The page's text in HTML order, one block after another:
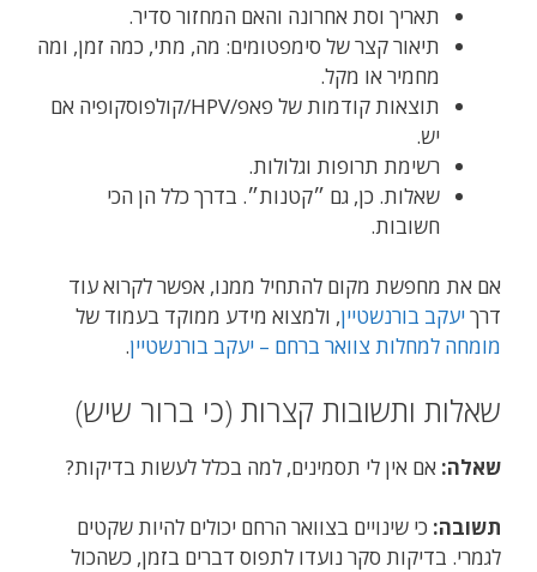
תאריך וסת אחרונה והאם המחזור סדיר.
תיאור קצר של סימפטומים: מה, מתי, כמה זמן, ומה
מחמיר או מקל.
תוצאות קודמות של פאפ/HPV/קולפוסקופיה אם
יש.
רשימת תרופות וגלולות.
שאלות. כן, גם ״קטנות״. בדרך כלל הן הכי
חשובות.
אם את מחפשת מקום להתחיל ממנו, אפשר לקרוא עוד
דרךיעקב בורנשטיין, ולמצוא מידע ממוקד בעמוד של
מומחה למחלות צוואר ברחם – יעקב בורנשטיין.
שאלות ותשובות קצרות (כי ברור שיש)
שאלה: אם אין לי תסמינים, למה בכלל לעשות בדיקות?
תשובה: כי שינויים בצוואר הרחם יכולים להיות שקטים
לגמרי. בדיקות סקר נועדו לתפוס דברים בזמן, כשהכול